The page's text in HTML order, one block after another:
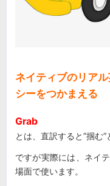
ネイティブのリ
シーをつかまえる
Grab
とは、直訳すると”掴む”
ですが実際には、ネイ
場面で使います。